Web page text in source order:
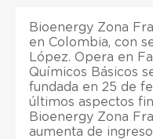
Bioenergy Zona
en Colombia, con
López. Opera en
Químicos Básicos
fundada en 25 de
últimos aspectos
Bioenergy Zona
aumenta de